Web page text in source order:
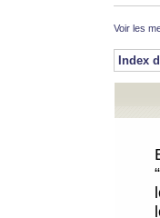
Voir les
Index